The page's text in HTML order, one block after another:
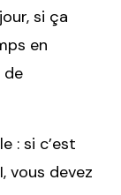
si ça
en
de
: si c’est
vous devez